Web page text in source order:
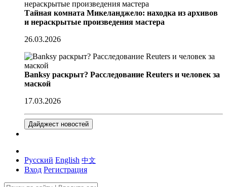
Тайная комната Микеланджело: находка из архивов
и нераскрытые произведения мастера
26.03.2026
Banksy раскрыт? Расследование Reuters и человек за
маской
17.03.2026
Дайджест новостей
Русский English 中文
Вход Регистрация